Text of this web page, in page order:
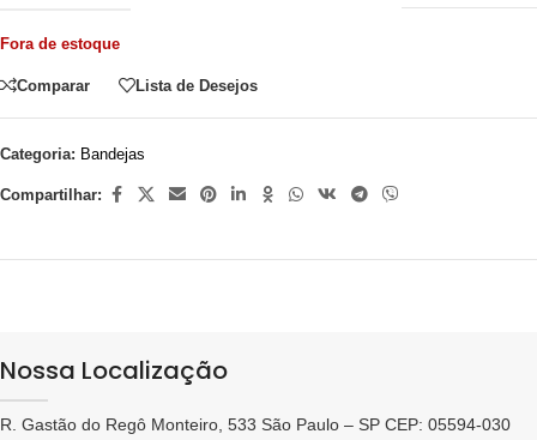
Fora de estoque
Comparar Lista de Desejos
Categoria: Bandejas
Compartilhar:
Nossa Localização
R. Gastão do Regô Monteiro, 533 São Paulo – SP CEP: 05594-030